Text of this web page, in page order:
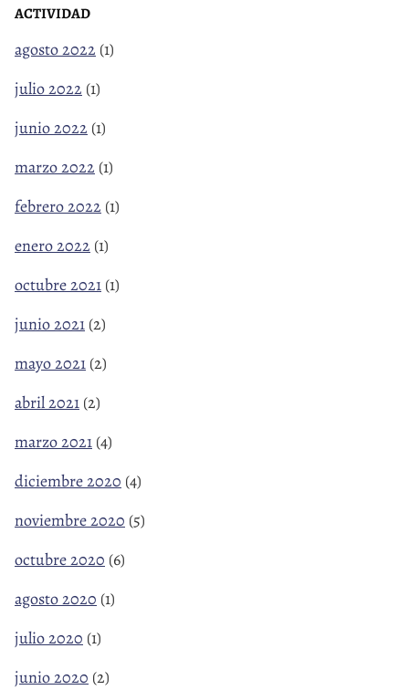
ACTIVIDAD
agosto 2022 (1)
julio 2022 (1)
junio 2022 (1)
marzo 2022 (1)
febrero 2022 (1)
enero 2022 (1)
octubre 2021 (1)
junio 2021 (2)
mayo 2021 (2)
abril 2021 (2)
marzo 2021 (4)
diciembre 2020 (4)
noviembre 2020 (5)
octubre 2020 (6)
agosto 2020 (1)
julio 2020 (1)
junio 2020 (2)